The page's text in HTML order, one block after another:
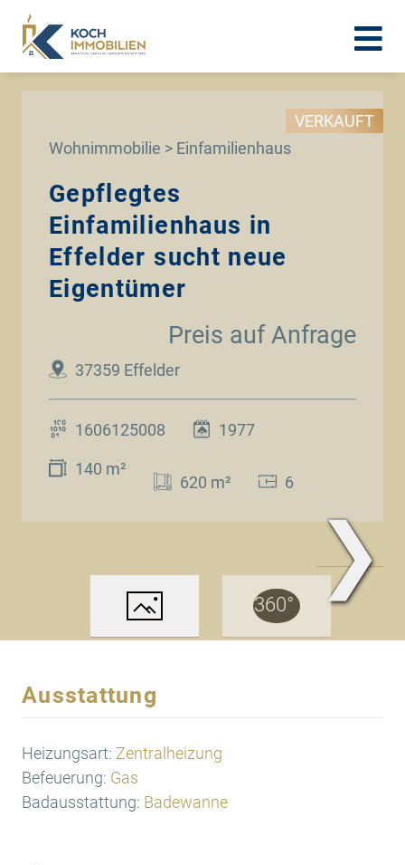
Wohnimmobilie > Einfamilienhaus
VERKAUFT
Gepflegtes
Einfamilienhaus in
Effelder sucht neue
Eigentümer
37359 Effelder
Preis auf Anfrage
1606125008 1977
140 m²
620 m² 6
❯
Ausstattung
Heizungsart: Zentralheizung
Befeuerung: Gas
Badausstattung: Badewanne